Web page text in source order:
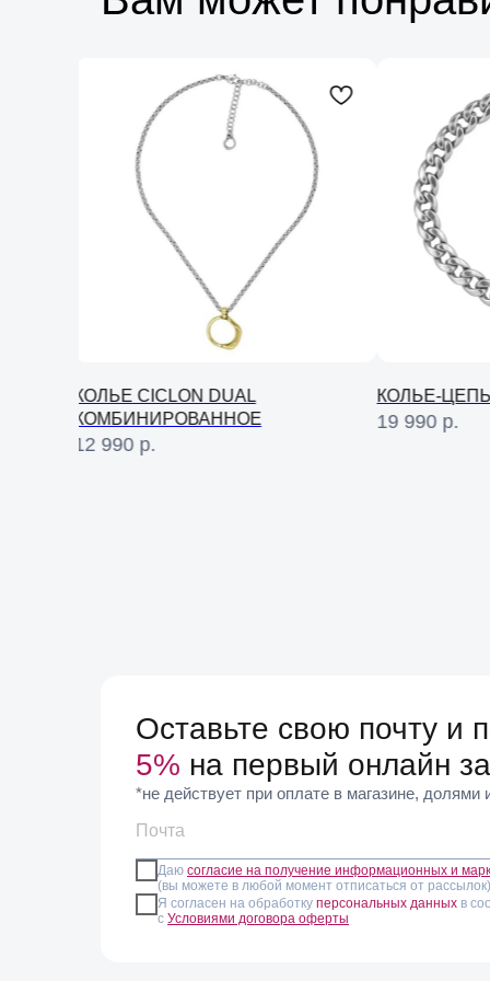
КОЛЬЕ CICLON DUAL
КОМБИНИРОВАННОЕ
12 990 р.
КОЛЬЕ-ЦЕПЬ
19 990 р.
Оставьте свою почту и
5% на первый онлайн
*не действует при оплате в магазине, долями
Даю согласие на получение информационных и
(вы можете в любой момент отписаться от рассылок)
Я согласен на обработку персональных данных в
с Условиями договора оферты